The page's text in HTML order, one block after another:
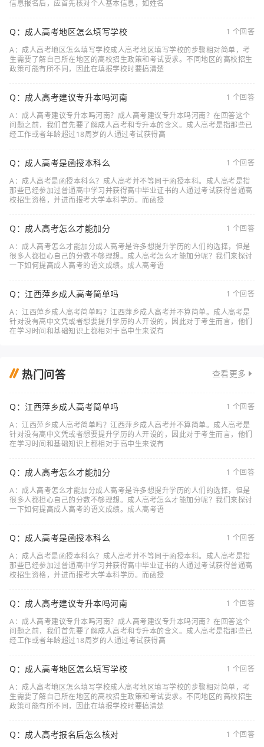
信息报名后，应首先核对个人基本信息，如姓名
Q：成人高考地区怎么填写学校
1 个回答
A：成人高考地区怎么填写学校成人高考地区填写学校的步骤相对简单，考
生需要了解自己所在地区的高校招生政策和考试要求。不同地区的高校招生
政策可能有所不同，因此在填报学校时要搞清楚
Q：成人高考建议专升本吗河南
1 个回答
A：成人高考建议专升本吗河南？成人高考建议专升本吗河南？在回答这个
问题之前，我们首先要了解成人高考和专升本的含义。成人高考是指那些已
经工作或者年龄超过18周岁的人通过考试获得高
Q：成人高考是函授本科么
1 个回答
A：成人高考是函授本科么？成人高考并不等同于函授本科。成人高考是指
那些已经参加过普通高中学习并获得高中毕业证书的人通过考试获得普通高
校招生资格，并进而报考大学本科学历。而函授
Q：成人高考怎么才能加分
1 个回答
A：成人高考怎么才能加分成人高考是许多想提升学历的人们的选择，但是
很多人都担心自己的分数不够理想。成人高考怎么才能加分呢？我们来探讨
一下如何提高成人高考的语文成绩。成人高考语
Q：江西萍乡成人高考简单吗
1 个回答
A：江西萍乡成人高考简单吗？江西萍乡成人高考并不算简单。成人高考是
针对没有高中文凭或者想要提升学历的人开设的，因此对于考生而言，他们
在学习时间和基础知识上都相对于高中生来说有
热门问答 查看更多
Q：江西萍乡成人高考简单吗
1 个回答
A：江西萍乡成人高考简单吗？江西萍乡成人高考并不算简单。成人高考是
针对没有高中文凭或者想要提升学历的人开设的，因此对于考生而言，他们
在学习时间和基础知识上都相对于高中生来说有
Q：成人高考怎么才能加分
1 个回答
A：成人高考怎么才能加分成人高考是许多想提升学历的人们的选择，但是
很多人都担心自己的分数不够理想。成人高考怎么才能加分呢？我们来探讨
一下如何提高成人高考的语文成绩。成人高考语
Q：成人高考是函授本科么
1 个回答
A：成人高考是函授本科么？成人高考并不等同于函授本科。成人高考是指
那些已经参加过普通高中学习并获得高中毕业证书的人通过考试获得普通高
校招生资格，并进而报考大学本科学历。而函授
Q：成人高考建议专升本吗河南
1 个回答
A：成人高考建议专升本吗河南？成人高考建议专升本吗河南？在回答这个
问题之前，我们首先要了解成人高考和专升本的含义。成人高考是指那些已
经工作或者年龄超过18周岁的人通过考试获得高
Q：成人高考地区怎么填写学校
1 个回答
A：成人高考地区怎么填写学校成人高考地区填写学校的步骤相对简单，考
生需要了解自己所在地区的高校招生政策和考试要求。不同地区的高校招生
政策可能有所不同，因此在填报学校时要搞清楚
Q：成人高考报名后怎么核对
1 个回答